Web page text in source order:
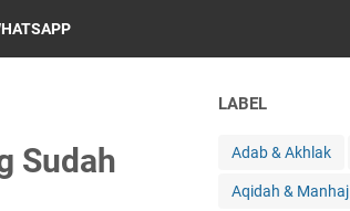
Sudah
LABEL
Adab & Akhlak
Aqidah & Manhaj